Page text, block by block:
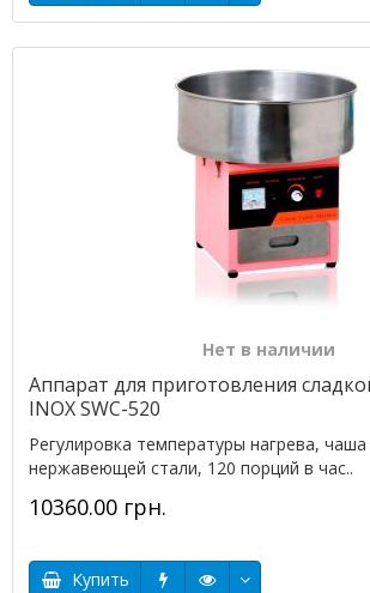
Нет в наличии
Аппарат для приготовления
INOX SWC-520
Регулировка температуры нагрева, чаша
нержавеющей стали, 120 порций в час..
10360.00 грн.
Купить